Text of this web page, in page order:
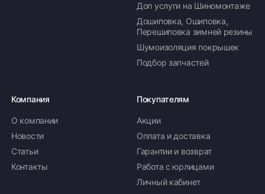
Доп услуги на Шиномонтаже
Дошиповка, Ошиповка,
Перешиповка зимней резины
Шумоизоляция покрышек
Подбор запчастей
Компания
О компании
Новости
Статьи
Контакты
Покупателям
Акции
Оплата и доставка
Гарантии и возврат
Работа с юрлицами
Личный кабинет